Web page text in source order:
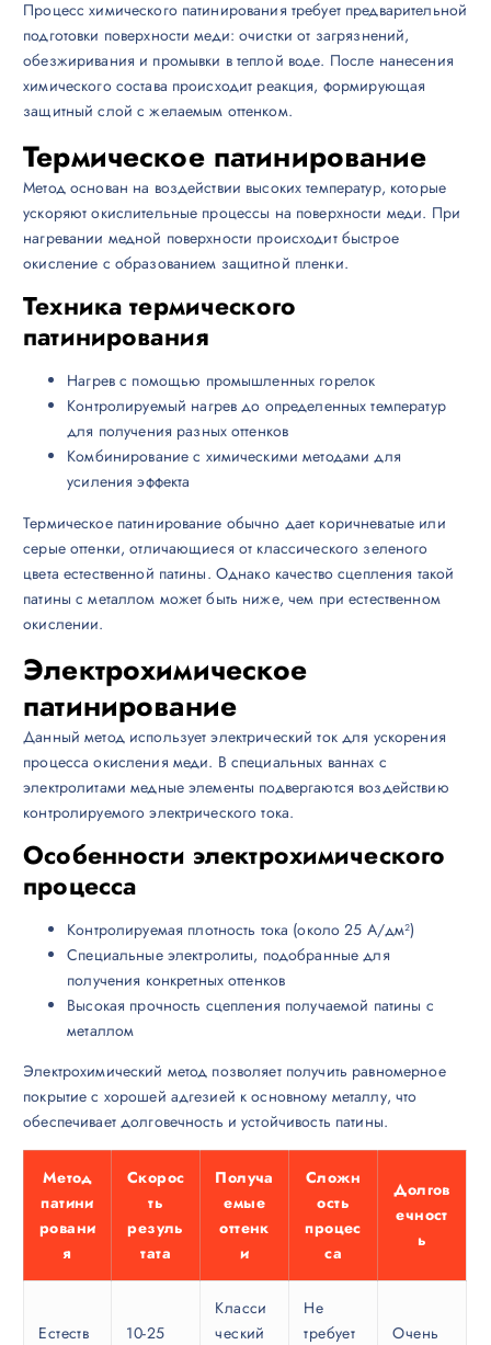
Процесс химического патинирования требует предварительной
подготовки поверхности меди: очистки от загрязнений,
обезжиривания и промывки в теплой воде. После нанесения
химического состава происходит реакция, формирующая
защитный слой с желаемым оттенком.
Термическое патинирование
Метод основан на воздействии высоких температур, которые
ускоряют окислительные процессы на поверхности меди. При
нагревании медной поверхности происходит быстрое
окисление с образованием защитной пленки.
Техника термического
патинирования
Нагрев с помощью промышленных горелок
Контролируемый нагрев до определенных температур
для получения разных оттенков
Комбинирование с химическими методами для
усиления эффекта
Термическое патинирование обычно дает коричневатые или
серые оттенки, отличающиеся от классического зеленого
цвета естественной патины. Однако качество сцепления такой
патины с металлом может быть ниже, чем при естественном
окислении.
Электрохимическое
патинирование
Данный метод использует электрический ток для ускорения
процесса окисления меди. В специальных ваннах с
электролитами медные элементы подвергаются воздействию
контролируемого электрического тока.
Особенности электрохимического
процесса
Контролируемая плотность тока (около 25 А/дм²)
Специальные электролиты, подобранные для
получения конкретных оттенков
Высокая прочность сцепления получаемой патины с
металлом
Электрохимический метод позволяет получить равномерное
покрытие с хорошей адгезией к основному металлу, что
обеспечивает долговечность и устойчивость патины.
Метод
патини
ровани
я
Скорос
ть
резуль
тата
Получа
емые
оттенк
и
Сложн
ость
процес
са
Долгов
ечност
ь
Естеств
10-25
Класси
ческий
Не
требует
Очень